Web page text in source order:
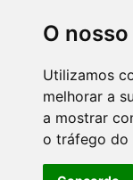
O
Utilizamos
melhorar a
a mostrar
o tráfego do